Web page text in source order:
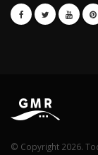
© Copyright 2026.